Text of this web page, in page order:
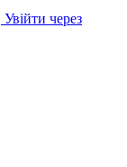
Увійти через